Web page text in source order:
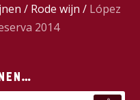
/ Rode wijn / López
2014